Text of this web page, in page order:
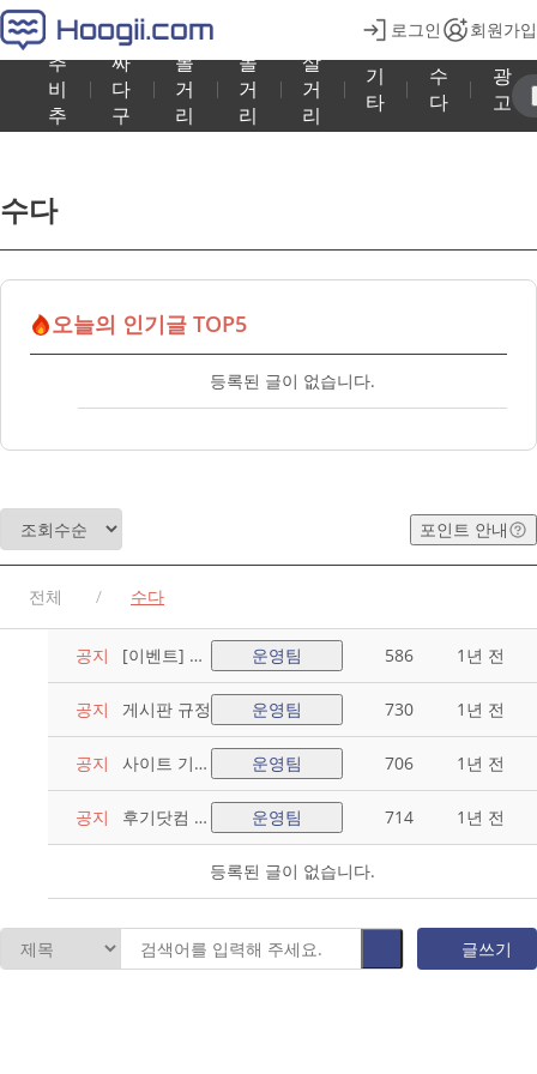
로그인 회원가입
추
비
추
싸
다
구
볼
거
리
놀
거
리
살
거
리
기
타
수
다
광
고
수다
오늘의 인기글 TOP5
등록된 글이 없습니다.
포인트 안내
전체 수다
공지
[이벤트] 후
기닷컴 이용
자 이벤트와
법 알려드립
니다.
운영팀 586 1년 전
공지 게시판 규정 운영팀 730 1년 전
공지
사이트 기본
원칙
운영팀 706 1년 전
공지
후기닷컴 소
개
운영팀 714 1년 전
등록된 글이 없습니다.
글쓰기